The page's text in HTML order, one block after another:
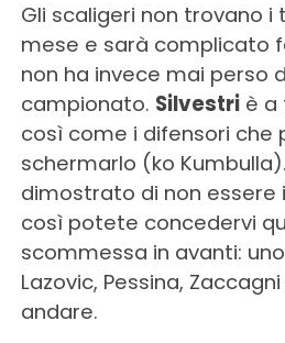
Gli scaligeri non trovano i
mese e sarà complicato
non ha invece mai perso
campionato. Silvestriè a
così come i difensori che
schermarlo (ko
dimostrato di non essere
così potete concedervi
scommessa in avanti:
Lazovic, Pessina,
andare.